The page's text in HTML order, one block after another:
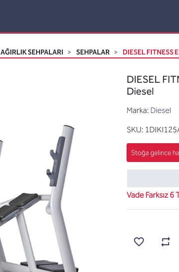
AĞIRLIK SEHPALARI SEHPALAR DIESEL FITNESS
DIESEL
Diesel
Marka: Diesel
SKU:
Vade Farksız 6
Favorilere ekle